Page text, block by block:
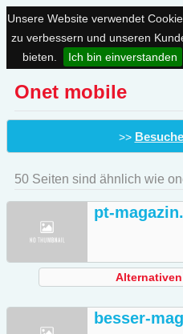
Unsere Website verwendet
zu verbessern und unseren
bieten.
Ich bin einverstanden
Onet mobile
>>
50 Seiten sind ähnlich wie
pt-
besser-